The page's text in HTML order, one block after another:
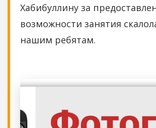
Хабибуллину за
возможности занятия
нашим ребятам.